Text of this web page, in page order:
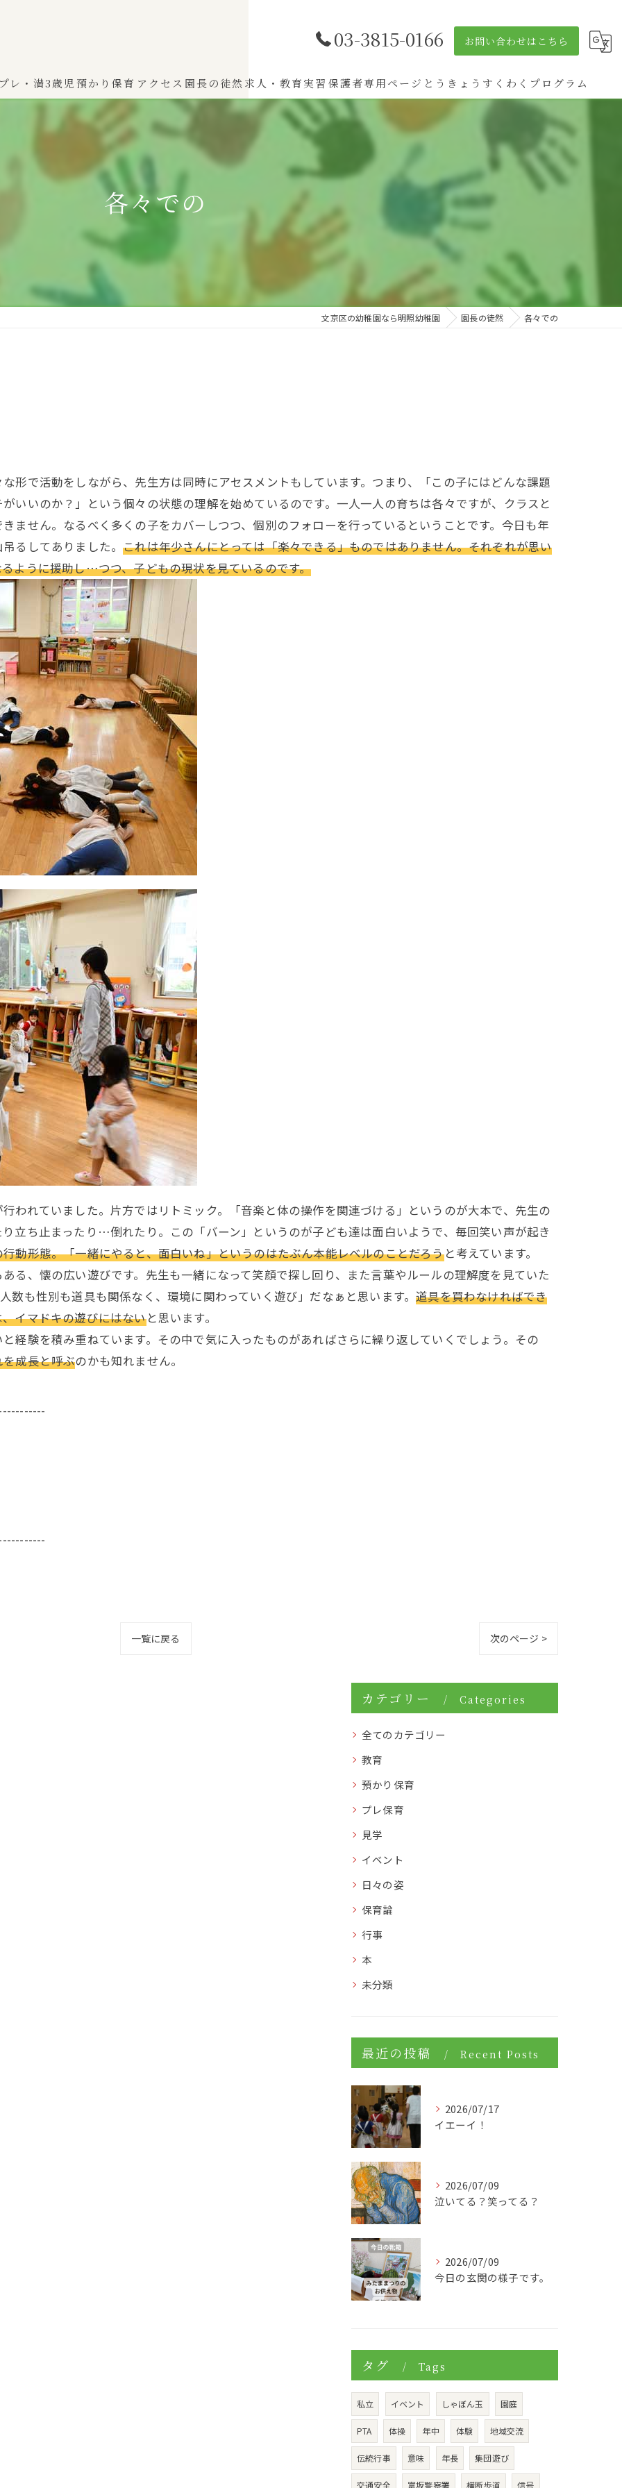
03-3815-0166 お問い合わせはこちら
プレ・満3歳児
わかば（0～2歳児）
ひよこぐみ（1〜2歳児）
預かり保育 アクセス 園長の徒然 求人・教育実習 保護者専用ページ とうきょうすくわくプログラム
各々での
文京区の幼稚園なら明照幼稚園 園長の徒然 各々での
形で活動をしながら、先生方は同時にアセスメントもしています。つまり、「この子にはどんな課題
いいのか？」という個々の状態の理解を始めているのです。一人一人の育ちは各々ですが、クラスと
ません。なるべく多くの子をカバーしつつ、個別のフォローを行っているということです。今日も年
るしてありました。これは年少さんにとっては「楽々できる」ものではありません。それぞれが思い
ように援助し…つつ、子どもの現状を見ているのです。
われていました。片方ではリトミック。「音楽と体の操作を関連づける」というのが大本で、先生の
立ち止まったり…倒れたり。この「バーン」というのが子ども達は面白いようで、毎回笑い声が起き
動形態。「一緒にやると、面白いね」というのはたぶん本能レベルのことだろうと考えています。
る、懐の広い遊びです。先生も一緒になって笑顔で探し回り、また言葉やルールの理解度を見ていた
数も性別も道具も関係なく、環境に関わっていく遊び」だなぁと思います。道具を買わなければでき
イマドキの遊びにはないと思います。
経験を積み重ねています。その中で気に入ったものがあればさらに繰り返していくでしょう。その
成長と呼ぶのかも知れません。
一覧に戻る 次のページ >
カテゴリー Categories
全てのカテゴリー
教育
預かり保育
プレ保育
見学
イベント
日々の姿
保育論
行事
本
未分類
最近の投稿 Recent Posts
2026/07/17
イエーイ！
2026/07/09
泣いてる？笑ってる？
2026/07/09
今日の玄関の様子です。
タグ Tags
私立 イベント しゃぼん玉 園庭
PTA 体操 年中 体験 地域交流
伝統行事 意味 年長 集団遊び
交通安全 富坂警察署 横断歩道 信号